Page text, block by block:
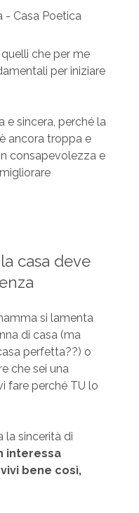
che per me
per iniziare
e sincera, perché la
ancora troppa e
consapevolezza e
casa deve
si lamenta
di casa (ma
perfetta??) o
che sei una
fare perché TU lo
la sincerità di
interessa
bene così,